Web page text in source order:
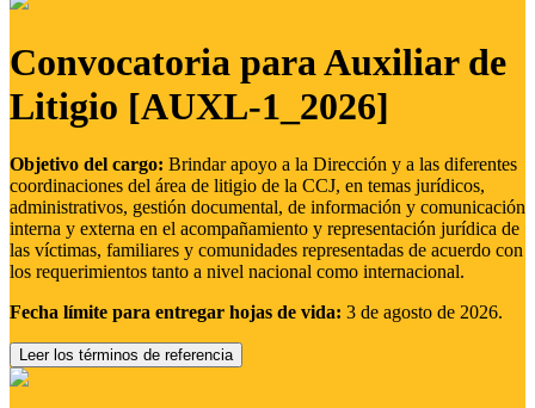
Convocatoria para Auxiliar de
Litigio [AUXL-1_2026]
Objetivo del cargo: Brindar apoyo a la Dirección y a las diferentes
coordinaciones del área de litigio de la CCJ, en temas jurídicos,
administrativos, gestión documental, de información y comunicación
interna y externa en el acompañamiento y representación jurídica de
las víctimas, familiares y comunidades representadas de acuerdo con
los requerimientos tanto a nivel nacional como internacional.
Fecha límite para entregar hojas de vida: 3 de agosto de 2026.
Leer los términos de referencia